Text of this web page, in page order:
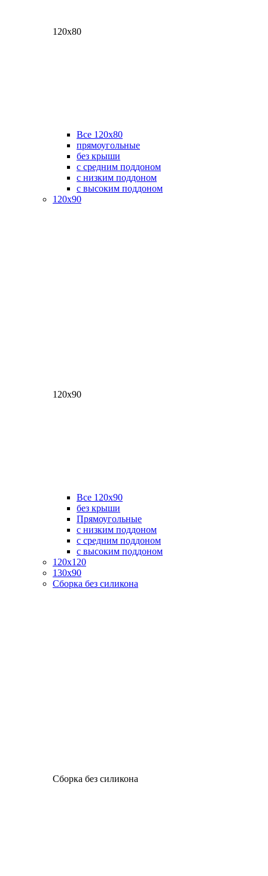
120х80
Все 120х80
прямоугольные
без крыши
с средним поддоном
с низким поддоном
с высоким поддоном
120х90
120х90
Все 120х90
без крыши
Прямоугольные
с низким поддоном
с средним поддоном
с высоким поддоном
120х120
130х90
Сборка без силикона
Сборка без силикона